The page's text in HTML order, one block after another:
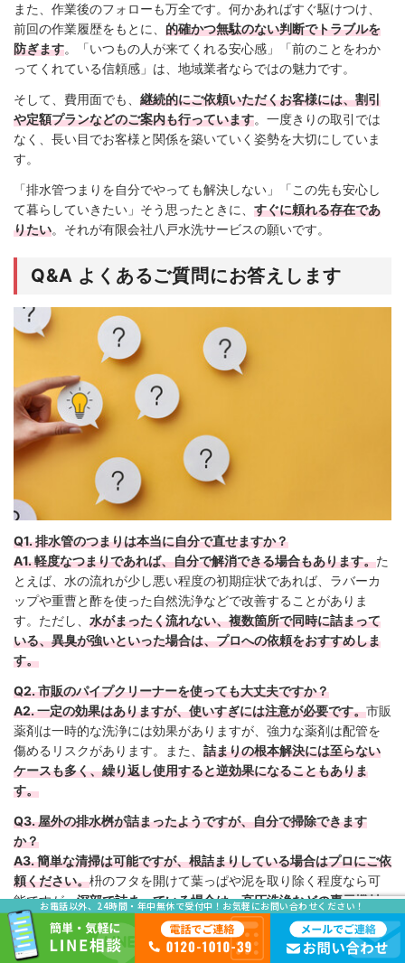
また、作業後のフォローも万全です。何かあればすぐ駆けつけ、
前回の作業履歴をもとに、 的確かつ無駄のない判断でトラブルを
防ぎます。「いつもの人が来てくれる安心感」「前のことをわか
ってくれている信頼感」は、地域業者ならではの魅力です。
そして、費用面でも、 継続的にご依頼いただくお客様には、割引
や定額プランなどのご案内も行っています。一度きりの取引では
なく、長い目でお客様と関係を築いていく姿勢を大切にしていま
す。
「排水管つまりを自分でやっても解決しない」「この先も安心し
て暮らしていきたい」そう思ったときに、 すぐに頼れる存在であ
りたい。それが有限会社八戸水洗サービスの願いです。
Q&A よくあるご質問にお答えします
Q1. 排水管のつまりは本当に自分で直せますか？
A1. 軽度なつまりであれば、自分で解消できる場合もあります。た
とえば、水の流れが少し悪い程度の初期症状であれば、ラバーカ
ップや重曹と酢を使った自然洗浄などで改善することがありま
す。ただし、 水がまったく流れない、複数箇所で同時に詰まって
いる、異臭が強いといった場合は、プロへの依頼をおすすめしま
す。
Q2. 市販のパイプクリーナーを使っても大丈夫ですか？
A2. 一定の効果はありますが、使いすぎには注意が必要です。市販
薬剤は一時的な洗浄には効果がありますが、強力な薬剤は配管を
傷めるリスクがあります。また、 詰まりの根本解決には至らない
ケースも多く、繰り返し使用すると逆効果になることもありま
す。
Q3. 屋外の排水桝が詰まったようですが、自分で掃除できます
か？
A3. 簡単な清掃は可能ですが、根詰まりしている場合はプロにご依
頼ください。枡のフタを開けて葉っぱや泥を取り除く程度なら可
能ですが、深部で詰まっている場合は、高圧洗浄などの専用機材
が必要となります。無理に道具を差し込むと配管を傷める可能性
もあります。
お電話以外、24時間・年中無休で受付中！お気軽にお問い合わせください！